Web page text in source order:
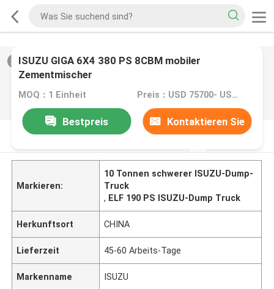
/0
ISUZU GIGA 6X4 380 PS 8CBM mobiler
Zementmischer
MOQ：1 Einheit Preis：USD 75700- USD 81000/ UNIT
Bestpreis Kontaktieren Sie
PRODUKT-BESCHREIBUNG
Markieren:
10 Tonnen schwerer ISUZU-Dump-
Truck
, ELF 190 PS ISUZU-Dump Truck
Herkunftsort CHINA
Lieferzeit 45-60 Arbeits-Tage
Markenname ISUZU